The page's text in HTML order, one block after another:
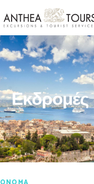
Εκδρομές